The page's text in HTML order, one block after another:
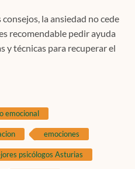
la ansiedad no cede
recomendable pedir ayuda
y técnicas para recuperar el
emocional
emociones
psicólogos Asturias